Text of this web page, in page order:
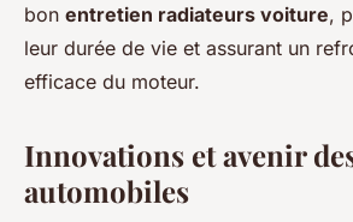
bon entretien radiateurs voiture,
leur durée de vie et assurant un
efficace du moteur.
Innovations et avenir
automobiles